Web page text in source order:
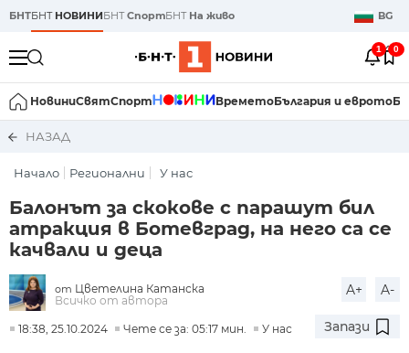
БНТБНТ НОВИНИБНТСпортБНТ На живо BG
1 0
НовиниСвятСпорт ВреметоБългария и еврото
НАЗАД
Начало Регионални У нас
Балонът за скокове с парашут бил
атракция в Ботевград, на него са се
качвали и деца
от Цветелина Катанска
Всичко от автора
A+ A-
18:38, 25.10.2024 Чете се за: 05:17 мин. У нас Запази